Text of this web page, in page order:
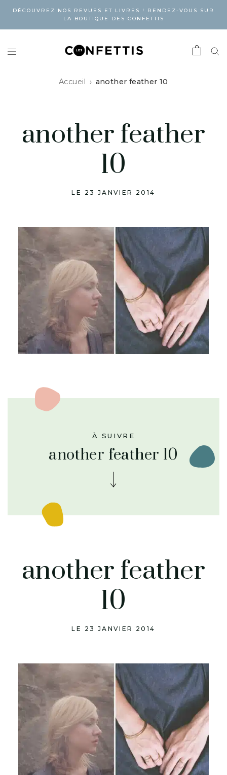
DÉCOUVREZ NOS REVUES ET LIVRES ! RENDEZ-VOUS SUR
LA BOUTIQUE DES CONFETTIS
Accueil another feather 10
another feather
10
LE 23 JANVIER 2014
À SUIVRE
another feather 10
another feather
10
LE 23 JANVIER 2014